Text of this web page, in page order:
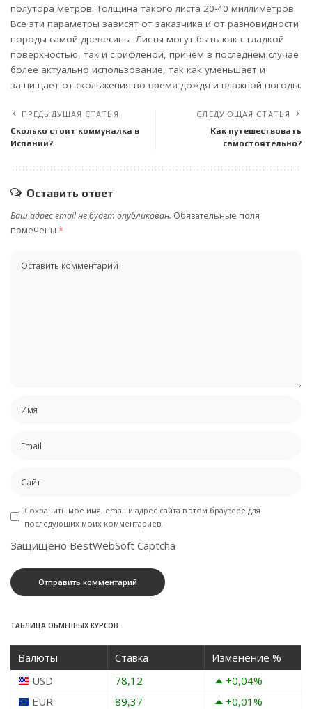
полутора метров. Толщина такого листа 20-40 миллиметров.
Все эти параметры зависят от заказчика и от разновидности
породы самой древесины. Листы могут быть как с гладкой
поверхностью, так и с рифленой, причём в последнем случае
более актуально использование, так как уменьшает и
защищает от скольжения во время дождя и влажной погоды.
ПРЕДЫДУЩАЯ СТАТЬЯ
Сколько стоит коммуналка в
Испании?
СЛЕДУЮЩАЯ СТАТЬЯ
Как путешествовать
самостоятельно?
Оставить ответ
Ваш адрес email не будет опубликован. Обязательные поля
помечены *
Сохранить моё имя, email и адрес сайта в этом браузере для
последующих моих комментариев.
Защищено BestWebSoft Captcha
ТАБЛИЦА ОБМЕННЫХ КУРСОВ
Валюты Ставка
Изменение %
USD
78,12 +0,04%
EUR
89,37 +0,01%